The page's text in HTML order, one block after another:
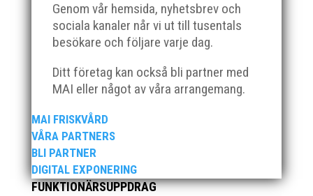
Genom vår hemsida, nyhetsbrev och
sociala kanaler når vi ut till tusentals
besökare och följare varje dag.
Ditt företag kan också bli partner med
MAI eller något av våra arrangemang.
MAI FRISKVÅRD
VÅRA PARTNERS
BLI PARTNER
DIGITAL EXPONERING
FUNKTIONÄRSUPPDRAG
äldre så hör...
Den 16-17 mars är det dags igen för ett MAI
arrangemang. Då anordnar MAI på uppdrag av
Svenska Friidrottsförbundet Götalandsmästerskapen
för 13-14 åringar. De distrikt som ingår i
Götalandsregionen och deltar med lag i
Götalandsmästerskapen är Västsvenska, Göteborg,...